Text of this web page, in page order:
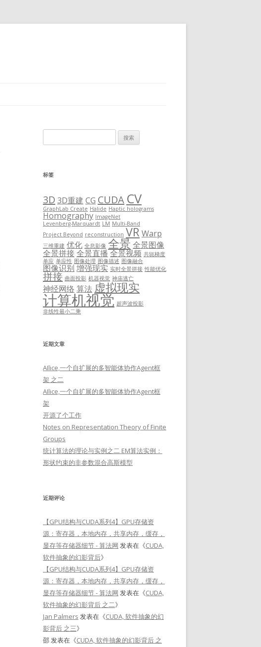
索：
标签
3D 3D重建 CG CUDA CV
GraphLab Create Halide Haptic holograms
Homography ImageNet
Levenberg-Marquardt LM Multi-Band
Project Beyond reconstruction VRWarp
三维重建 优化 全息影像 全景全景图像
全景拼接全景直播 全景视频 共轭梯度
单应 单应性 图像处理 图像描述 图像融合
图像识别 增强现实 实时全景拼接 性能优化
拼接 曲面投影 机器视觉 神庙逃亡
神经网络 算法 虚拟现实
计算机视觉 超声波投影
非线性最小二乘
近期文章
AIlice,一个自扩展的多智能体协作Agent框
架 之二
AIlice,一个自扩展的多智能体协作Agent框
架
开源了个工作
Notes on Representation Theory of Finite
Groups
统计算法的理论与实例之二 EM算法实例：
形状约束的非参数混合高斯模型
近期评论
【GPU结构与CUDA系列4】GPU存储资
源：寄存器，本地内存，共享内存，缓存，
显存等存储器细节 - 算法网 发表在《CUDA,
软件抽象的幻影背后》
【GPU结构与CUDA系列4】GPU存储资
源：寄存器，本地内存，共享内存，缓存，
显存等存储器细节 - 算法网 发表在《CUDA,
软件抽象的幻影背后 之二》
Jan Palmers 发表在《CUDA, 软件抽象的幻
影背后 之三》
邵发表在《CUDA, 软件抽象的幻影背后 之